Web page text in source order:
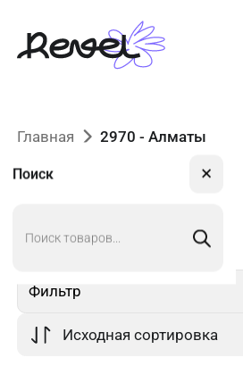
Поиск ✕
Главная 2970 - Алматы
2970в Алматы
Фильтр